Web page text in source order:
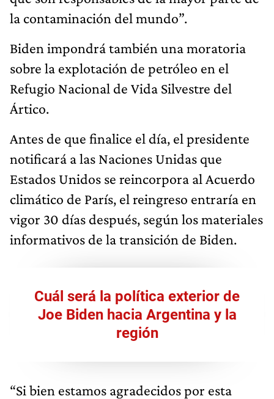
la contaminación del mundo”.
Biden impondrá también una moratoria
sobre la explotación de petróleo en el
Refugio Nacional de Vida Silvestre del
Ártico.
Antes de que finalice el día, el presidente
notificará a las Naciones Unidas que
Estados Unidos se reincorpora al Acuerdo
climático de París, el reingreso entraría en
vigor 30 días después, según los materiales
informativos de la transición de Biden.
Cuál será la política exterior de
Joe Biden hacia Argentina y la
región
“Si bien estamos agradecidos por esta